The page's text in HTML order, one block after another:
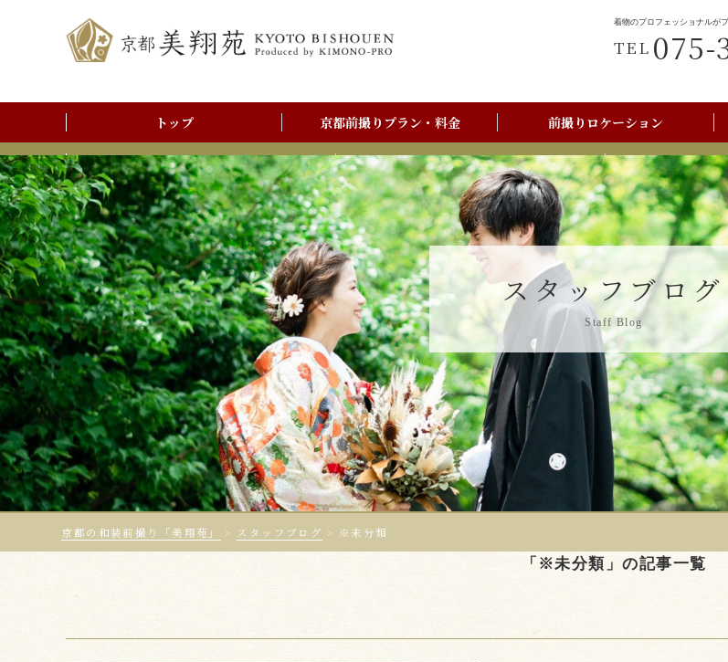
着物のプロフェッショナルが
TEL 075-
トップ 京都前撮りプラン・料金 前撮りロケーション
前撮りアルバム 前撮りご利用の流れ 京都美
スタッフブログ
Staff Blog
京都の和装前撮り「美翔苑」 > スタッフブログ > ※未分類
「※未分類」の記事一覧